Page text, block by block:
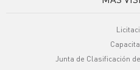
Junta de Clasificación